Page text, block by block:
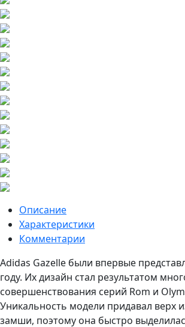
Описание
Характеристики
Комментарии
Adidas Gazelle были впервые
году. Их дизайн стал результатом
совершенствования серий Rom и
Уникальность модели придавал верх
замши, поэтому она быстро